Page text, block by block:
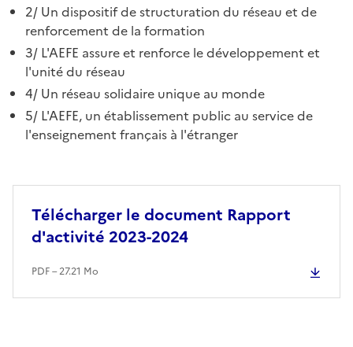
2/ Un dispositif de structuration du réseau et de
renforcement de la formation
3/ L'AEFE assure et renforce le développement et
l'unité du réseau
4/ Un réseau solidaire unique au monde
5/ L'AEFE, un établissement public au service de
l'enseignement français à l'étranger
Télécharger le document Rapport
d'activité 2023-2024
PDF – 27.21 Mo